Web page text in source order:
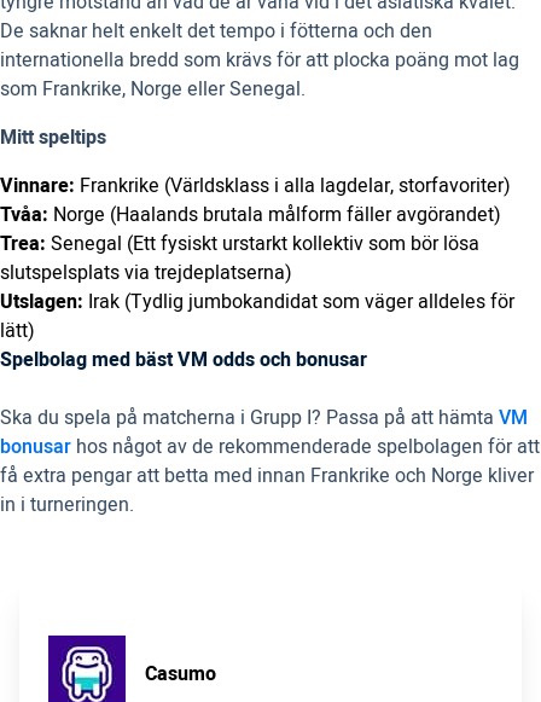
De saknar helt enkelt det tempo i fötterna och den
internationella bredd som krävs för att plocka poäng mot lag
som Frankrike, Norge eller Senegal.
Mitt speltips
Vinnare: Frankrike (Världsklass i alla lagdelar, storfavoriter)
Tvåa: Norge (Haalands brutala målform fäller avgörandet)
Trea: Senegal (Ett fysiskt urstarkt kollektiv som bör lösa
slutspelsplats via trejdeplatserna)
Utslagen: Irak (Tydlig jumbokandidat som väger alldeles för
lätt)
Spelbolag med bäst VM odds och bonusar
Ska du spela på matcherna i Grupp I? Passa på att hämta VM
bonusar hos något av de rekommenderade spelbolagen för att
få extra pengar att betta med innan Frankrike och Norge kliver
in i turneringen.
Casumo